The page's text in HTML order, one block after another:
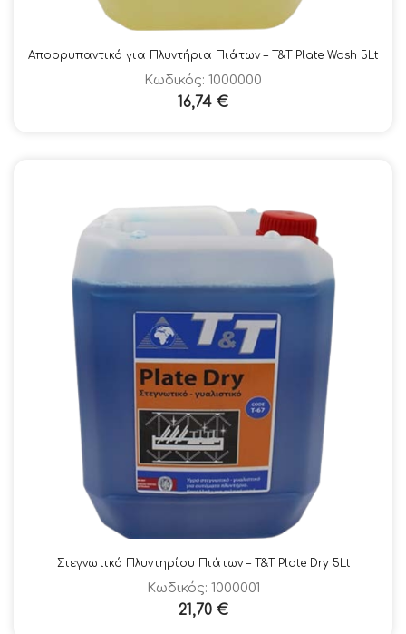
Απορρυπαντικό για Πλυντήρια Πιάτων – Τ&Τ Plate Wash 5Lt
Κωδικός: 1000000
16,74 €
Στεγνωτικό Πλυντηρίου Πιάτων – T&T Plate Dry 5Lt
Κωδικός: 1000001
21,70 €